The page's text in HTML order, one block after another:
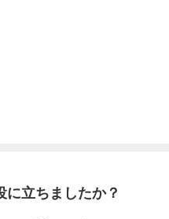
に立ちましたか？